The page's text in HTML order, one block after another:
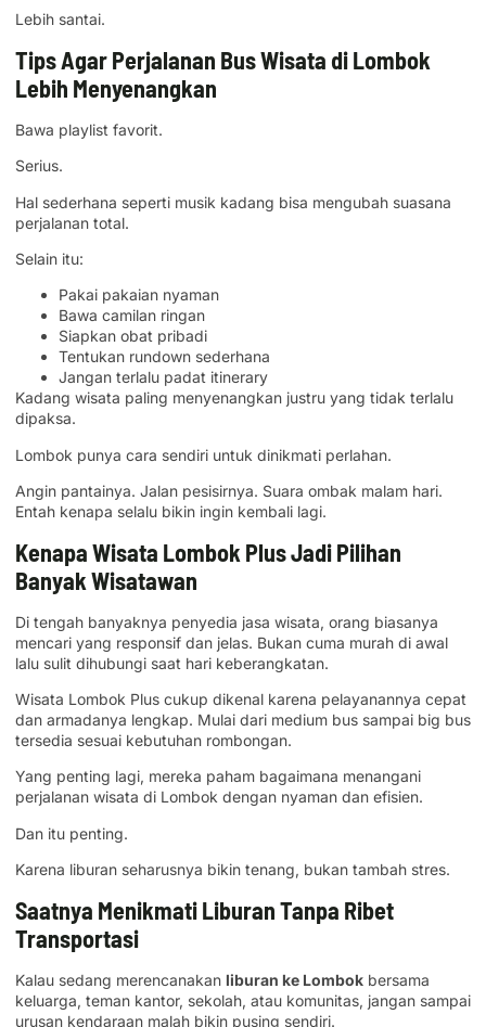
Lebih santai.
Tips Agar Perjalanan Bus Wisata di Lombok
Lebih Menyenangkan
Bawa playlist favorit.
Serius.
Hal sederhana seperti musik kadang bisa mengubah suasana
perjalanan total.
Selain itu:
Pakai pakaian nyaman
Bawa camilan ringan
Siapkan obat pribadi
Tentukan rundown sederhana
Jangan terlalu padat itinerary
Kadang wisata paling menyenangkan justru yang tidak terlalu
dipaksa.
Lombok punya cara sendiri untuk dinikmati perlahan.
Angin pantainya. Jalan pesisirnya. Suara ombak malam hari.
Entah kenapa selalu bikin ingin kembali lagi.
Kenapa Wisata Lombok Plus Jadi Pilihan
Banyak Wisatawan
Di tengah banyaknya penyedia jasa wisata, orang biasanya
mencari yang responsif dan jelas. Bukan cuma murah di awal
lalu sulit dihubungi saat hari keberangkatan.
Wisata Lombok Plus cukup dikenal karena pelayanannya cepat
dan armadanya lengkap. Mulai dari medium bus sampai big bus
tersedia sesuai kebutuhan rombongan.
Yang penting lagi, mereka paham bagaimana menangani
perjalanan wisata di Lombok dengan nyaman dan efisien.
Dan itu penting.
Karena liburan seharusnya bikin tenang, bukan tambah stres.
Saatnya Menikmati Liburan Tanpa Ribet
Transportasi
Kalau sedang merencanakan liburan ke Lombok bersama
keluarga, teman kantor, sekolah, atau komunitas, jangan sampai
urusan kendaraan malah bikin pusing sendiri.